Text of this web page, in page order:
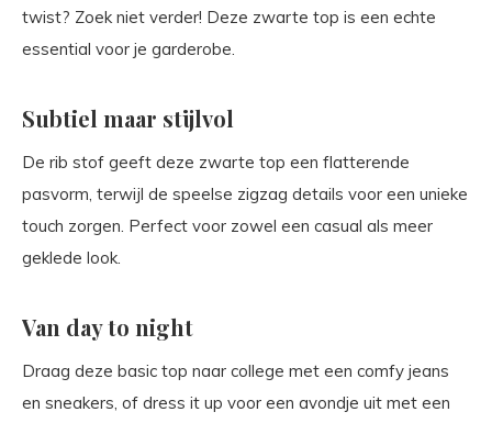
twist? Zoek niet verder! Deze zwarte top is een echte
essential voor je garderobe.
Subtiel maar stijlvol
De rib stof geeft deze zwarte top een flatterende
pasvorm, terwijl de speelse zigzag details voor een unieke
touch zorgen. Perfect voor zowel een casual als meer
geklede look.
Van day to night
Draag deze basic top naar college met een comfy jeans
en sneakers, of dress it up voor een avondje uit met een